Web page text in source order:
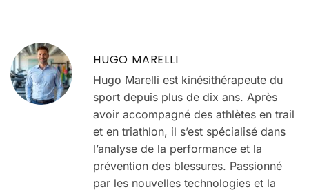
HUGO MARELLI
Hugo Marelli est kinésithérapeute du
sport depuis plus de dix ans. Après
avoir accompagné des athlètes en trail
et en triathlon, il s’est spécialisé dans
l’analyse de la performance et la
prévention des blessures. Passionné
par les nouvelles technologies et la